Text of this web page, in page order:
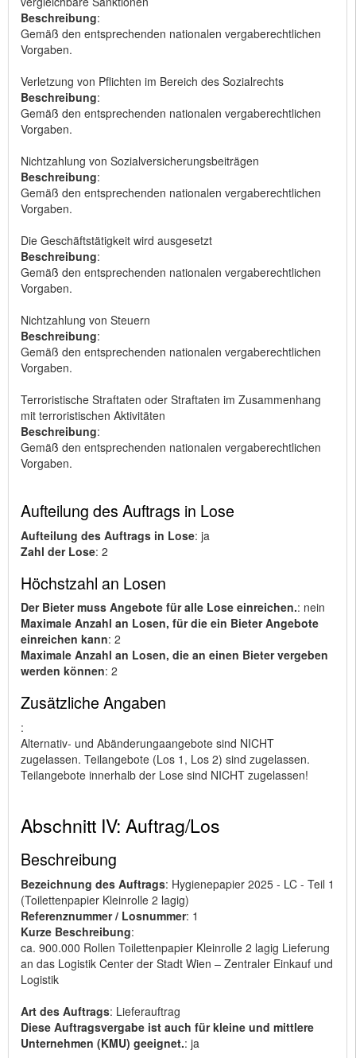
Beschreibung:
Gemäß den entsprechenden nationalen vergaberechtlichen
Vorgaben.
Verletzung von Pflichten im Bereich des Sozialrechts
Beschreibung:
Gemäß den entsprechenden nationalen vergaberechtlichen
Vorgaben.
Nichtzahlung von Sozialversicherungsbeiträgen
Beschreibung:
Gemäß den entsprechenden nationalen vergaberechtlichen
Vorgaben.
Die Geschäftstätigkeit wird ausgesetzt
Beschreibung:
Gemäß den entsprechenden nationalen vergaberechtlichen
Vorgaben.
Nichtzahlung von Steuern
Beschreibung:
Gemäß den entsprechenden nationalen vergaberechtlichen
Vorgaben.
Terroristische Straftaten oder Straftaten im Zusammenhang
mit terroristischen Aktivitäten
Beschreibung:
Gemäß den entsprechenden nationalen vergaberechtlichen
Vorgaben.
Aufteilung des Auftrags in Lose
Aufteilung des Auftrags in Lose: ja
Zahl der Lose: 2
Höchstzahl an Losen
Der Bieter muss Angebote für alle Lose einreichen.: nein
Maximale Anzahl an Losen, für die ein Bieter Angebote
einreichen kann: 2
Maximale Anzahl an Losen, die an einen Bieter vergeben
werden können: 2
Zusätzliche Angaben
:
Alternativ- und Abänderungaangebote sind NICHT
zugelassen. Teilangebote (Los 1, Los 2) sind zugelassen.
Teilangebote innerhalb der Lose sind NICHT zugelassen!
Abschnitt IV: Auftrag/Los
Beschreibung
Bezeichnung des Auftrags: Hygienepapier 2025 - LC - Teil 1
(Toilettenpapier Kleinrolle 2 lagig)
Referenznummer / Losnummer: 1
Kurze Beschreibung:
ca. 900.000 Rollen Toilettenpapier Kleinrolle 2 lagig Lieferung
an das Logistik Center der Stadt Wien – Zentraler Einkauf und
Logistik
Art des Auftrags: Lieferauftrag
Diese Auftragsvergabe ist auch für kleine und mittlere
Unternehmen (KMU) geeignet.: ja